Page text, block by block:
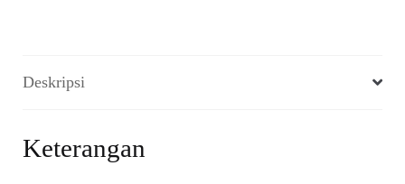
Deskripsi
Keterangan